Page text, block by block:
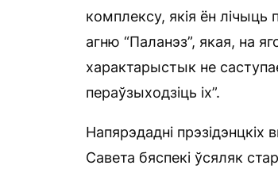
комплексу, якія ён лічыць
агню “Паланэз”, якая, на
характарыстык не
пераўзыходзіць іх”.
Напярэдадні
Савета бяспекі ўсяляк